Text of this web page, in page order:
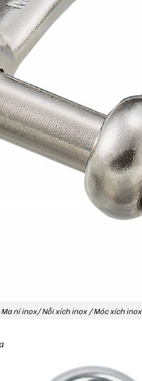
Ma ní inox/ Nỗi xích inox / Móc xích inox